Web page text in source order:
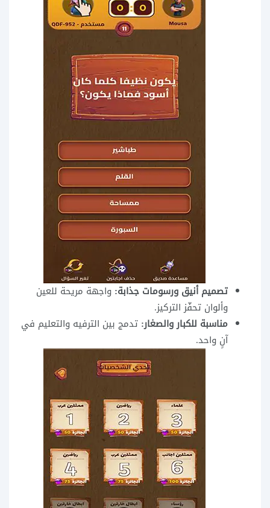
تصميم أنيق ورسومات جذابة: واجهة مريحة للعين
وألوان تحفّز التركيز.
مناسبة للكبار والصغار: تدمج بين الترفيه والتعليم في
آنٍ واحد.